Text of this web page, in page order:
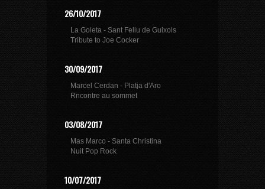
26/10/2017
La Goleta - Sant Feliu de Guixols
Tribute to Joe Cocker
30/09/2017
Marcel Cerdan - Platja d'Aro
Rncontre au sommet
03/08/2017
Mas Marco - Santa Christina
Nuit Pop Rock
10/07/2017